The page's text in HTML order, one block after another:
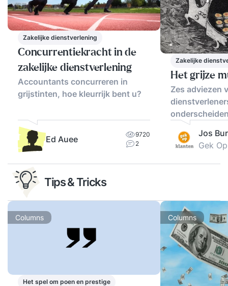
Zakelijke dienstverlening
Concurrentiekracht in de
zakelijke dienstverlening
Accountants concurreren in
grijstinten, hoe kleurrijk bent u?
Ed Auee
9720
2
Zakelijke
Het grijze
Zes adviezen
Jos
Gek
Tips & Tricks
Columns
Het spel om poen en prestige
Columns